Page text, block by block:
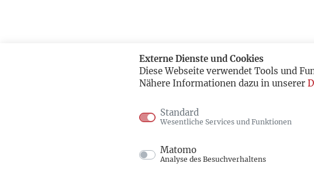
Externe Dienste und Cookies
Diese Webseite verwendet Tools und
Nähere Informationen dazu in unserer
Standard
Wesentliche Services und Funktionen
Matomo
Analyse des Besuchverhaltens